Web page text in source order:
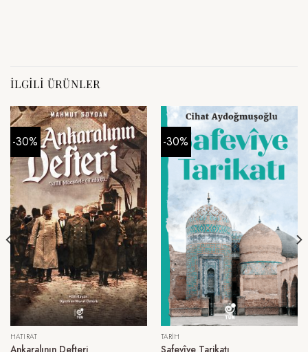
İLGILI ÜRÜNLER
-30%
HATIRAT
Ankaralının Defteri
-30%
TARIH
Safevîye Tarikatı